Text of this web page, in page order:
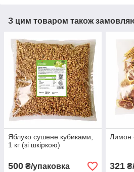
З цим товаром також
Яблуко сушене кубиками,
1 кг (зі шкіркою)
500 ₴/упаковка
Лимон
321₴/